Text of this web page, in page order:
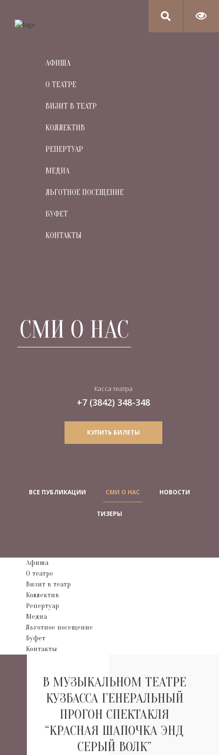
АФИША
О ТЕАТРЕ
ВИЗИТ В ТЕАТР
КОЛЛЕКТИВ
РЕПЕРТУАР
МЕДИА
ЛЬГОТНОЕ ПОСЕЩЕНИЕ
БУФЕТ
КОНТАКТЫ
СМИ О НАС
Касса театра
+7 (3842) 348-348
КУПИТЬ БИЛЕТЫ
ВСЕ ПУБЛИКАЦИИ СМИ О НАС НОВОСТИ
ТИЗЕРЫ
Афиша
О театре
Визит в театр
Коллектив
Репертуар
Медиа
Льготное посещение
Буфет
Контакты
В МУЗЫКАЛЬНОМ ТЕАТРЕ
КУЗБАССА ГЕНЕРАЛЬНЫЙ
ПРОГОН СПЕКТАКЛЯ
“КРАСНАЯ ШАПОЧКА ЭНД
СЕРЫЙ ВОЛК”